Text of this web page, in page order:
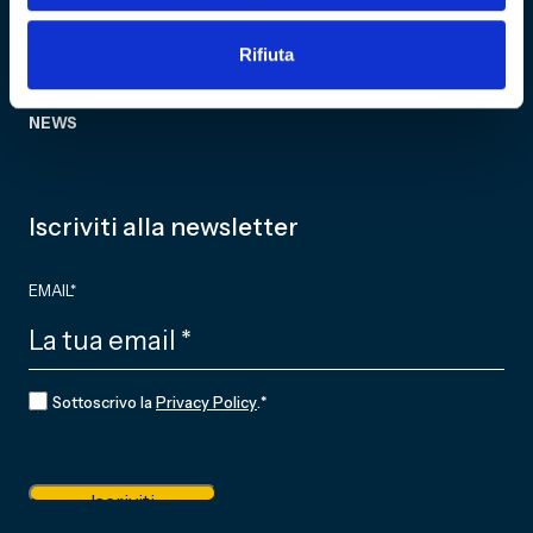
Rifiuta
Fondazione
NEWS
Iscriviti alla newsletter
EMAIL*
CONSENSO*
Sottoscrivo laPrivacy Policy.*
Iscriviti